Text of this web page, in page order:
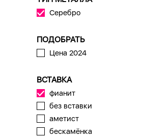
Серебро
ПОДОБРАТЬ
Цена 2024
ВСТАВКА
фианит
без вставки
аметист
бескамёнка